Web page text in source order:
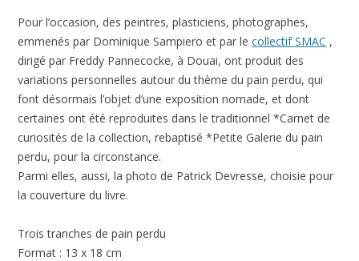
Pour l’occasion, des peintres, plasticiens, photographes,
emmenés par Dominique Sampiero et par lecollectif SMAC ,
dirigé par Freddy Pannecocke, à Douai, ont produit des
variations personnelles autour du thème du pain perdu, qui
font désormais l’objet d’une exposition nomade, et dont
certaines ont été reproduites dans le traditionnel *Carnet de
curiosités de la collection, rebaptisé *Petite Galerie du pain
perdu, pour la circonstance.
Parmi elles, aussi, la photo de Patrick Devresse, choisie pour
la couverture du livre.
Trois tranches de pain perdu
Format : 13 x 18 cm